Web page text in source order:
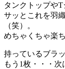
タンクトップやT
サッとこれを羽
（笑）。
めちゃくちゃ楽
持っているブラ
もう1枚・・・